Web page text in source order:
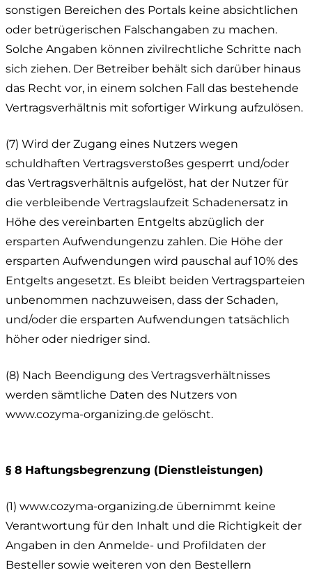
sonstigen Bereichen des Portals keine absichtlichen
oder betrügerischen Falschangaben zu machen.
Solche Angaben können zivilrechtliche Schritte nach
sich ziehen. Der Betreiber behält sich darüber hinaus
das Recht vor, in einem solchen Fall das bestehende
Vertragsverhältnis mit sofortiger Wirkung aufzulösen.
(7) Wird der Zugang eines Nutzers wegen
schuldhaften Vertragsverstoßes gesperrt und/oder
das Vertragsverhältnis aufgelöst, hat der Nutzer für
die verbleibende Vertragslaufzeit Schadenersatz in
Höhe des vereinbarten Entgelts abzüglich der
ersparten Aufwendungenzu zahlen. Die Höhe der
ersparten Aufwendungen wird pauschal auf 10% des
Entgelts angesetzt. Es bleibt beiden Vertragsparteien
unbenommen nachzuweisen, dass der Schaden,
und/oder die ersparten Aufwendungen tatsächlich
höher oder niedriger sind.
(8) Nach Beendigung des Vertragsverhältnisses
werden sämtliche Daten des Nutzers von
www.cozyma-organizing.de gelöscht.
§ 8 Haftungsbegrenzung (Dienstleistungen)
(1) www.cozyma-organizing.de übernimmt keine
Verantwortung für den Inhalt und die Richtigkeit der
Angaben in den Anmelde- und Profildaten der
Besteller sowie weiteren von den Bestellern